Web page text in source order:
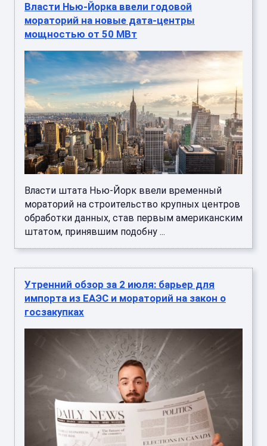
Власти Нью-Йорка ввели годовой
мораторий на новые дата-центры
мощностью от 50 МВт
Власти штата Нью-Йорк ввели временный
мораторий на строительство крупных центров
обработки данных, став первым американским
штатом, принявшим подобну ...
Утренний обзор за 2 июля: барьер для
импорта из ЕАЭС и мораторий на закон о
госзакупках